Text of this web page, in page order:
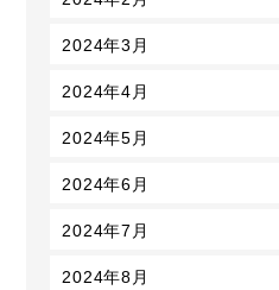
2024年3月
2024年4月
2024年5月
2024年6月
2024年7月
2024年8月